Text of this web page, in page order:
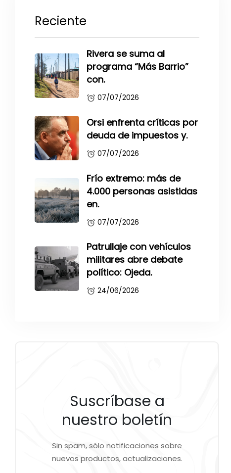
Reciente
Rivera se suma al
programa “Más Barrio”
con.
07/07/2026
Orsi enfrenta críticas por
deuda de impuestos y.
07/07/2026
Frío extremo: más de
4.000 personas asistidas
en.
07/07/2026
Patrullaje con vehículos
militares abre debate
político: Ojeda.
24/06/2026
Suscríbase a
nuestro boletín
Sin spam, sólo notificaciones sobre
nuevos productos, actualizaciones.